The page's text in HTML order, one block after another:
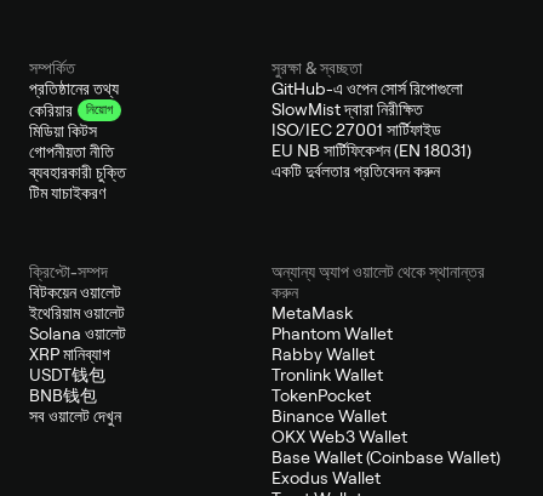
সম্পর্কিত
প্রতিষ্ঠানের তথ্য
কেরিয়ার
নিয়োগ
মিডিয়া কিটস
গোপনীয়তা নীতি
ব্যবহারকারী চুক্তি
টিম যাচাইকরণ
সুরক্ষা & স্বচ্ছতা
GitHub-এ ওপেন সোর্স রিপোগুলো
SlowMist দ্বারা নিরীক্ষিত
ISO/IEC 27001 সার্টিফাইড
EU NB সার্টিফিকেশন (EN 18031)
একটি দুর্বলতার প্রতিবেদন করুন
ক্রিপ্টো-সম্পদ
বিটকয়েন ওয়ালেট
ইথেরিয়াম ওয়ালেট
Solana ওয়ালেট
XRP মানিব্যাগ
USDT钱包
BNB钱包
সব ওয়ালেট দেখুন
অন্যান্য অ্যাপ ওয়ালেট থেকে স্থানান্তর
করুন
MetaMask
Phantom Wallet
Rabby Wallet
Tronlink Wallet
TokenPocket
Binance Wallet
OKX Web3 Wallet
Base Wallet (Coinbase Wallet)
Exodus Wallet